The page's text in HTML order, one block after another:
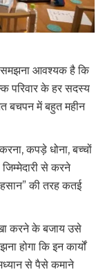
आवश्यक है कि
परिवार के हर सदस्य
बचपन में बहुत महीन
कपड़े धोना, बच्चों
से करने
की तरह कतई
करने के बजाय उसे
होगा कि इन कार्यों
से पैसे कमाने